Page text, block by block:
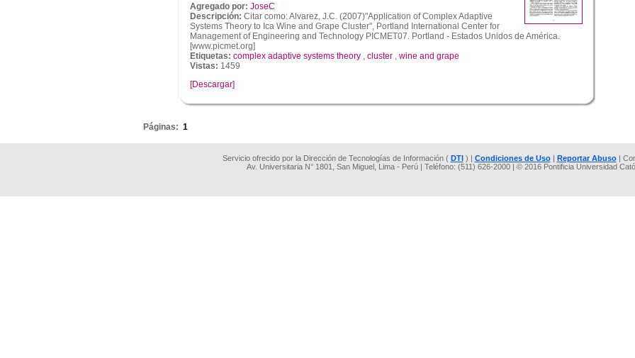
Agregado por: JoseC
Descripción: Citar como: Alvarez, J.C. (2007)"Application of Complex Adaptive
Systems Theory to Ica Wine and Grape Cluster", Portland International Center for
Management of Engineering and Technology PICMET07. Portland - Estados Unidos de América.
[www.picmet.org]
Etiquetas: complex adaptive systems theory , cluster , wine and grape
Vistas: 1459
[Descargar]
Páginas: 1
Servicio ofrecido por la Dirección de Tecnologías de Información ( DTI) | Condiciones de Uso| Reportar Abuso|
Av. Universitaria N° 1801, San Miguel, Lima - Perú | Teléfono: (511) 626-2000 | © 2016 Pontificia Universidad